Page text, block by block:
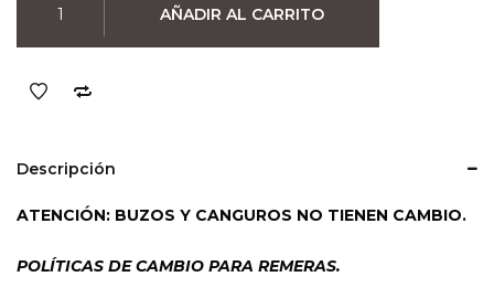
Niño
Mario
cantidad
AÑADIR AL CARRITO
Descripción
ATENCIÓN: BUZOS Y CANGUROS NO TIENEN CAMBIO.
POLÍTICAS DE CAMBIO PARA REMERAS.